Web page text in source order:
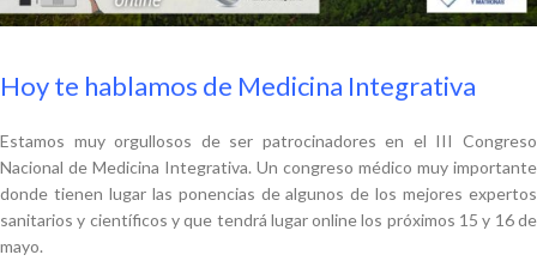
Hoy te hablamos de Medicina Integrativa
Estamos muy orgullosos de ser patrocinadores en el III Congreso
Nacional de Medicina Integrativa. Un congreso médico muy importante
donde tienen lugar las ponencias de algunos de los mejores expertos
sanitarios y científicos y que tendrá lugar online los próximos 15 y 16 de
mayo.